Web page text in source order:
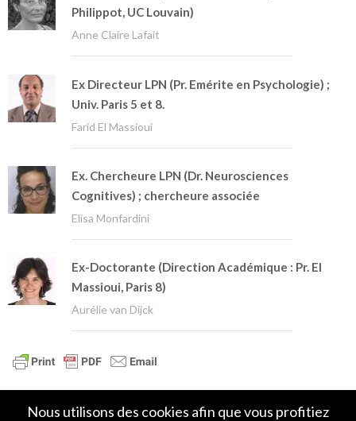
Philippot, UC Louvain)
Anne Claire Lafait
Ex Directeur LPN (Pr. Emérite en Psychologie) ;
Univ. Paris 5 et 8.
Farid El Massioui
Ex. Chercheure LPN (Dr. Neurosciences
Cognitives) ; chercheure associée
Elisa Monfardini
Ex-Doctorante (Direction Académique : Pr. El
Massioui, Paris 8)
Aurélie van Dijck
Nous utilisons des cookies afin que vous profitiez